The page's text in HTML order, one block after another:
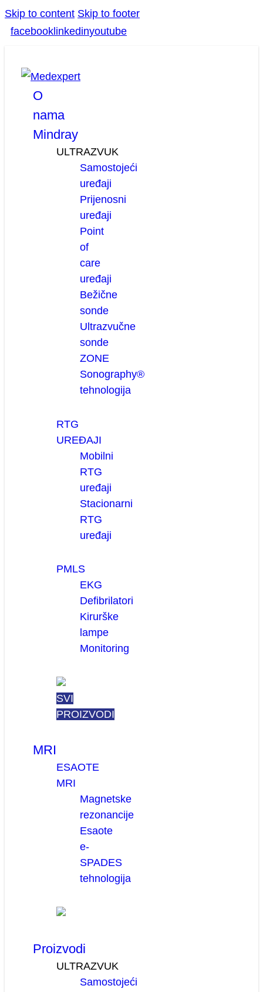
Skip to content Skip to footer
facebook linkedinyoutube
O
nama
Mindray
ULTRAZVUK
Samostojeći
uređaji
Prijenosni
uređaji
Point
of
care
uređaji
Bežične
sonde
Ultrazvučne
sonde
ZONE
Sonography®
tehnologija
RTG
UREĐAJI
Mobilni
RTG
uređaji
Stacionarni
RTG
uređaji
PMLS
EKG
Defibrilatori
Kirurške
lampe
Monitoring
SVI
PROIZVODI
MRI
ESAOTE
MRI
Magnetske
rezonancije
Esaote
e-
SPADES
tehnologija
Proizvodi
ULTRAZVUK
Samostojeći